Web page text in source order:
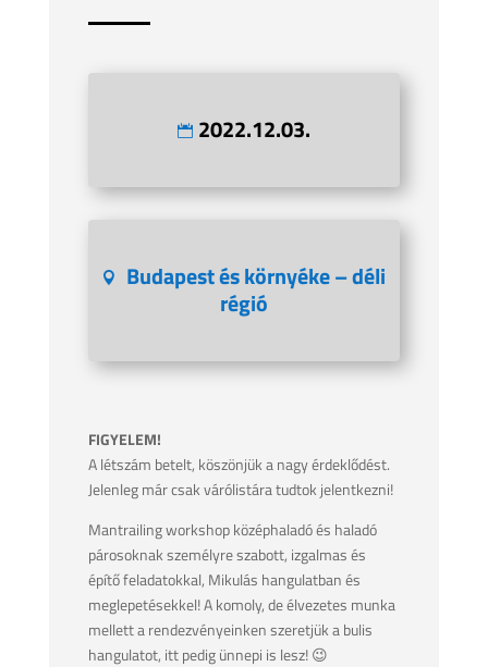
2022.12.03.
Budapest és környéke – déli
régió
FIGYELEM!
A létszám betelt, köszönjük a nagy érdeklődést.
Jelenleg már csak várólistára tudtok jelentkezni!
Mantrailing workshop középhaladó és haladó
párosoknak személyre szabott, izgalmas és
építő feladatokkal, Mikulás hangulatban és
meglepetésekkel! A komoly, de élvezetes munka
mellett a rendezvényeinken szeretjük a bulis
hangulatot, itt pedig ünnepi is lesz! 😉